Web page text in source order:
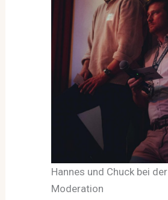
Hannes und Chuck bei der
Moderation